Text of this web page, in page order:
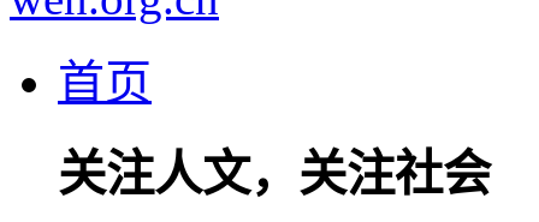
首页
关注人文，关注社会